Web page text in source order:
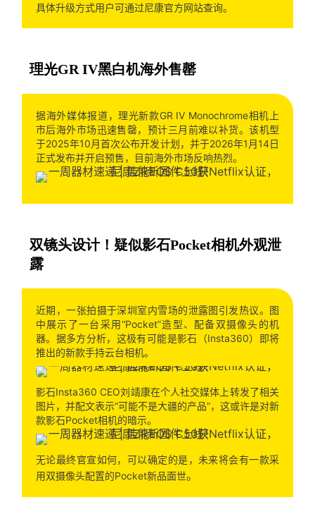
具体升级方式用户可通过尼康官方网站查询。
理光GR IV黑白机海外售罄
据海外媒体报道，理光新款GR IV Monochrome相机上
市后海外市场迅速售罄，预计三月前难以补货。该机型
于2025年10月首次公布开发计划，并于2026年1月14日
正式发布并开启预售，目前海外市场反响热烈。
双镜头设计！疑似影石Pocket相机外观泄
露
近期，一张拍摄于深圳室内雪场的泄露图引发热议。图
中展示了一台采用“Pocket”造型、配备双摄像头的机
器。据多方分析，这极有可能是影石（Insta360）即将
推出的新款手持云台相机。
影石Insta360 CEO刘靖康在个人社交媒体上转发了相关
图片，并配文表示“可能不是大疆的产品”，这或许是对新
款影石Pocket相机的暗示。
无论最终官宣如何，可以确定的是，未来将会有一款采
用双摄像头配置的Pocket新品面世。